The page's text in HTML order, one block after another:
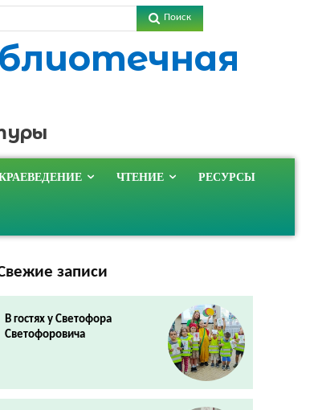
Поиск
ЧТЕНИЕ РЕСУРСЫ
записи
В гостях у Светофора
Светофоровича